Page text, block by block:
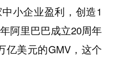
小企业盈利，创造1
阿里巴巴成立20周年
亿美元的GMV，这个